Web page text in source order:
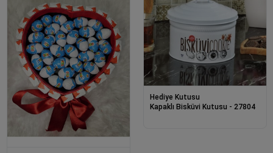
Hediye Kutusu
Kapaklı Bisküvi Kutusu - 27804